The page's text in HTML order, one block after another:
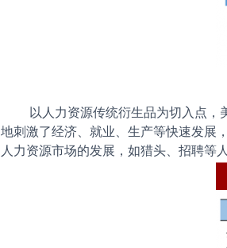
以人力资源传统衍生品为切入点
地刺激了经济、就业、生产等快速发展
人力资源市场的发展，如猎头、招聘等